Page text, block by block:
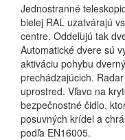
Jednostranné
bielej RAL uzatvárajú
centre. Oddeľujú tak
Automatické dvere sú
aktiváciu pohybu
prechádzajúcich.
uprostred. Vľavo na
bezpečnostné čidlo,
posuvných krídel a
podľa EN16005.